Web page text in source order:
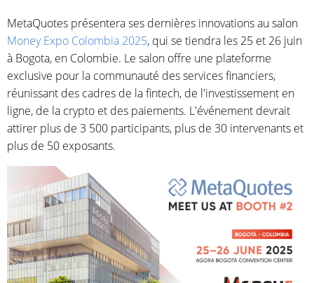
MetaQuotes présentera ses dernières innovations au salon
Money Expo Colombia 2025, qui se tiendra les 25 et 26 juin
à Bogota, en Colombie. Le salon offre une plateforme
exclusive pour la communauté des services financiers,
réunissant des cadres de la fintech, de l'investissement en
ligne, de la crypto et des paiements. L'événement devrait
attirer plus de 3 500 participants, plus de 30 intervenants et
plus de 50 exposants.